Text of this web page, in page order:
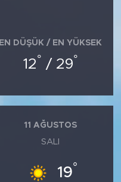
EN DÜŞÜK / EN YÜKSEK
12° / 29°
11 AĞUSTOS
SALI
19°